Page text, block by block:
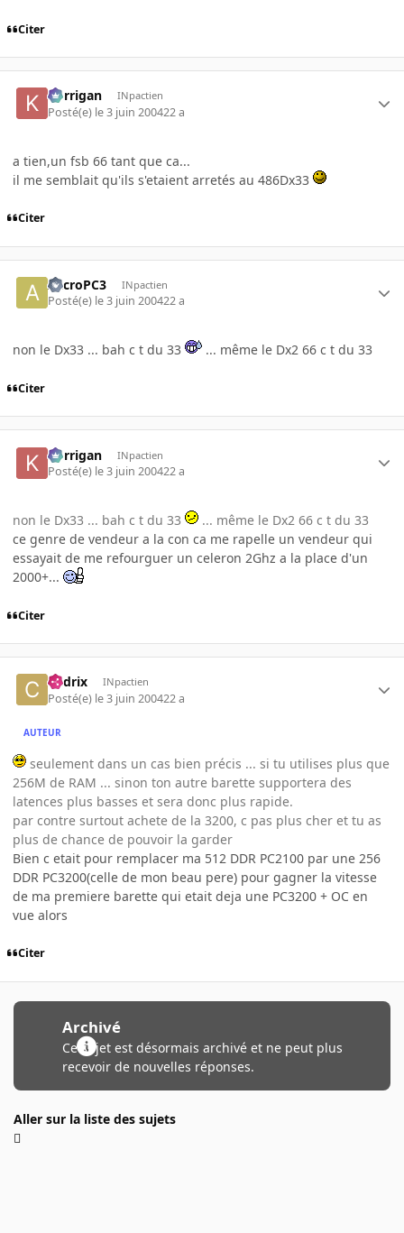
Citer
korrigan INpactien
Posté(e) le 3 juin 200422 a
a tien,un fsb 66 tant que ca...
il me semblait qu'ils s'etaient arretés au 486Dx33
Citer
AccroPC3 INpactien
Posté(e) le 3 juin 200422 a
non le Dx33 ... bah c t du 33 ... même le Dx2 66 c t du 33
Citer
korrigan INpactien
Posté(e) le 3 juin 200422 a
non le Dx33 ... bah c t du 33
... même le Dx2 66 c t du 33
ce genre de vendeur a la con ca me rapelle un vendeur qui
essayait de me refourguer un celeron 2Ghz a la place d'un
2000+...
Citer
Cedrix INpactien
Posté(e) le 3 juin 200422 a
AUTEUR
seulement dans un cas bien précis ... si tu utilises plus que
256M de RAM ... sinon ton autre barette supportera des
latences plus basses et sera donc plus rapide.
par contre surtout achete de la 3200, c pas plus cher et tu as
plus de chance de pouvoir la garder
Bien c etait pour remplacer ma 512 DDR PC2100 par une 256
DDR PC3200(celle de mon beau pere) pour gagner la vitesse
de ma premiere barette qui etait deja une PC3200 + OC en
vue alors
Citer
Archivé
Ce sujet est désormais archivé et ne peut plus
recevoir de nouvelles réponses.
Aller sur la liste des sujets